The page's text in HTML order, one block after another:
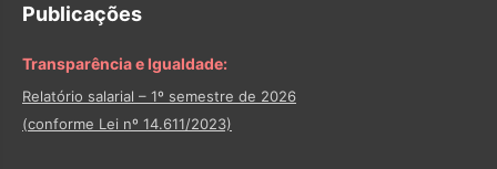
Publicações
Transparência e Igualdade:
Relatório salarial – 1º semestre de 2026
(conforme Lei nº 14.611/2023)